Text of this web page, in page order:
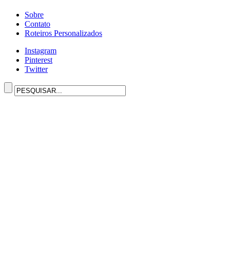
Sobre
Contato
Roteiros Personalizados
Instagram
Pinterest
Twitter